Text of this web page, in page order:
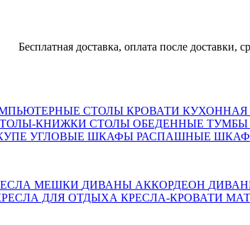
доставка, оплата после доставки, срок
СТОЛЫ КРОВАТИ КУХОННАЯ
КНИЖКИ СТОЛЫ ОБЕДЕННЫЕ ТУМБЫ
УГЛОВЫЕ ШКАФЫ РАСПАШНЫЕ
МЕШКИ ДИВАНЫ АККОРДЕОН
ДЛЯ ОТДЫХА КРЕСЛА-КРОВАТИ